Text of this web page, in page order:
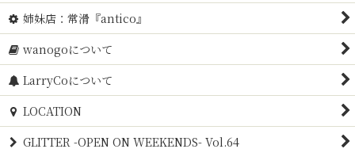
姉妹店：常滑『antico』
wanogoについて
LarryCoについて
LOCATION
GLITTER -OPEN ON WEEKENDS- Vol.64